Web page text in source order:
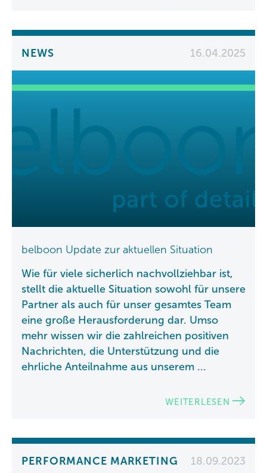
NEWS 16.04.2025
belboon Update zur aktuellen Situation
Wie für viele sicherlich nachvollziehbar ist,
stellt die aktuelle Situation sowohl für unsere
Partner als auch für unser gesamtes Team
eine große Herausforderung dar. Umso
mehr wissen wir die zahlreichen positiven
Nachrichten, die Unterstützung und die
ehrliche Anteilnahme aus unserem ...
WEITERLESEN
PERFORMANCE MARKETING 18.09.2023